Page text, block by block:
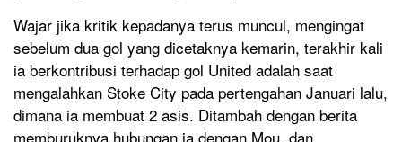
Wajar jika kritik kepadanya terus muncul, mengingat
sebelum dua gol yang dicetaknya kemarin, terakhir kali
ia berkontribusi terhadap gol United adalah saat
mengalahkan Stoke City pada pertengahan Januari lalu,
dimana ia membuat 2 asis. Ditambah dengan berita
memburuknya hubungan ia dengan Mou, dan